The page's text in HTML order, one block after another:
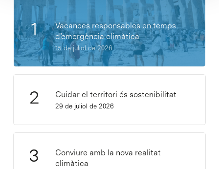
Vacances responsables en temps
d’emergència climàtica
15 de juliol de 2026
Cuidar el territori és sostenibilitat
29 de juliol de 2026
Conviure amb la nova realitat
climàtica